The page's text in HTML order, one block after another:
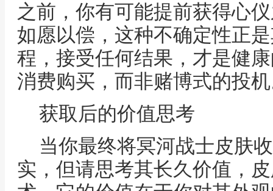
之前，你有可能提前获得心
如愿以偿，这种不确定性正
程，接受任何结果，才是健
消费购买，而非赌博式的投
获取后的价值思考
当你最终将冥河战士皮肤
实，但请思考其长久价值，